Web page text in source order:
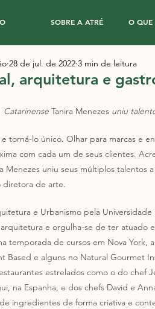
SOBRE A ATRÉ O QUE
arquitetura e
28 de jul. de 2022 3 min de leitura
Catarinense Tanira Menezes uniu
e torná-lo único. Olhar para marcas e
com cada um de seus clientes.
Menezes uniu seus múltiplos
diretora de arte.
e Urbanismo pela
e orgulha-se de ter atuado
temporada de cursos em Nova York,
Based e alguns no Natural Gourmet
estrelados como o do chef
na Espanha, e dos chefs David e
ingredientes de forma criativa e